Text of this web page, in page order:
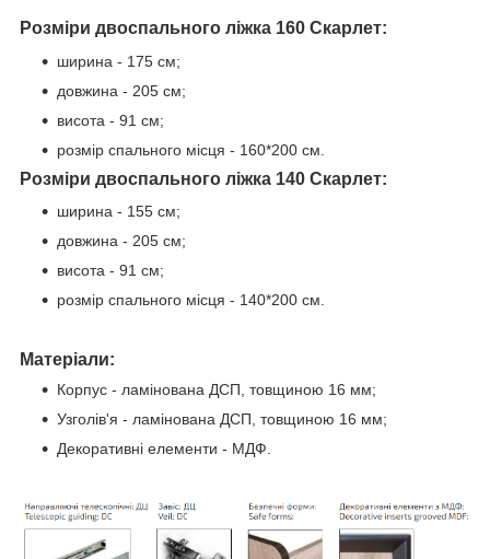
Розміри двоспального ліжка 160 Скарлет:
ширина - 175 см;
довжина - 205 см;
висота - 91 см;
розмір спального місця - 160*200 см.
Розміри двоспального ліжка 140 Скарлет:
ширина - 155 см;
довжина - 205 см;
висота - 91 см;
розмір спального місця - 140*200 см.
Матеріали:
Корпус - ламінована ДСП, товщиною 16 мм;
Узголів'я - ламінована ДСП, товщиною 16 мм;
Декоративні елементи - МДФ.